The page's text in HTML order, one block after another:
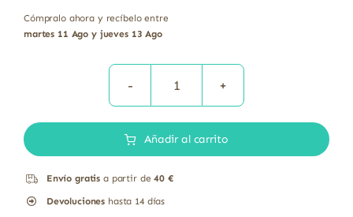
Cómpralo ahora y recíbelo entre
martes 11 Ago y jueves 13 Ago
Crema
Cilantro
Añadir al carrito
Envío gratis a partir de40 €
Devoluciones hasta 14 días